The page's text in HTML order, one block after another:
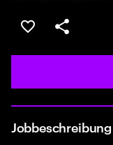
JOB SPEICHERN
Teilen
Jobbeschreibung